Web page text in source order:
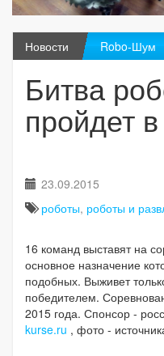
Новости Robo-Шум
Битва
пройдет
23.09.2015
роботы, роботы и
16 команд выставят на
основное назначение
подобных. Выживет
победителем.
2015 года. Спонсор -
kurse.ru , фото -